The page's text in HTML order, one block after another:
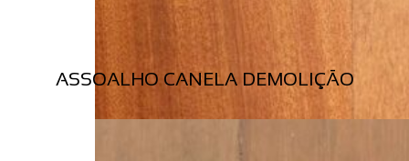
ASSOALHO CANELA DEMOLIÇÃO